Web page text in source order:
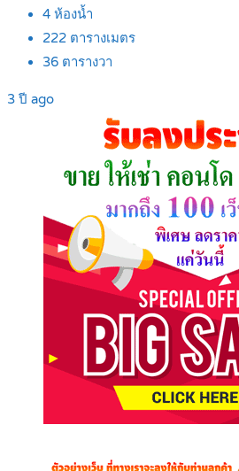
4 ห้องน้ำ
222 ตารางเมตร
36 ตารางวา
3 ปี ago